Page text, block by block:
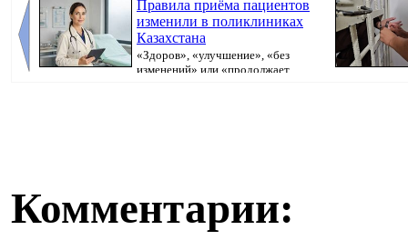
Правила приёма пациентов
изменили в поликлиниках
Казахстана
«Здоров», «улучшение», «без
изменений» или «продолжает
Комментарии: